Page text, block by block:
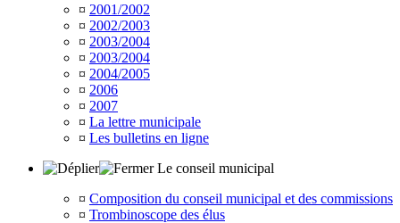
¤ 2001/2002
¤ 2002/2003
¤ 2003/2004
¤ 2003/2004
¤ 2004/2005
¤ 2006
¤ 2007
¤ La lettre municipale
¤ Les bulletins en ligne
Le conseil municipal
¤ Composition du conseil municipal et des commissions
¤ Trombinoscope des élus